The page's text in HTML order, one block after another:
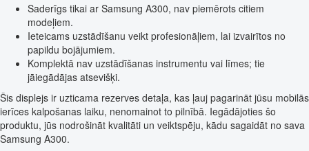
Saderīgs tikai ar Samsung A300, nav piemērots citiem
modeļiem.
Ieteicams uzstādīšanu veikt profesionāļiem, lai izvairītos no
papildu bojājumiem.
Komplektā nav uzstādīšanas instrumentu vai līmes; tie
jāiegādājas atsevišķi.
Šis displejs ir uzticama rezerves detaļa, kas ļauj pagarināt jūsu mobilās
ierīces kalpošanas laiku, nenomainot to pilnībā. Iegādājoties šo
produktu, jūs nodrošināt kvalitāti un veiktspēju, kādu sagaidāt no sava
Samsung A300.